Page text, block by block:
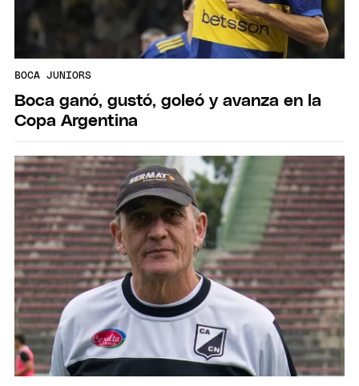
BOCA JUNIORS
Boca ganó, gustó, goleó y avanza en la
Copa Argentina